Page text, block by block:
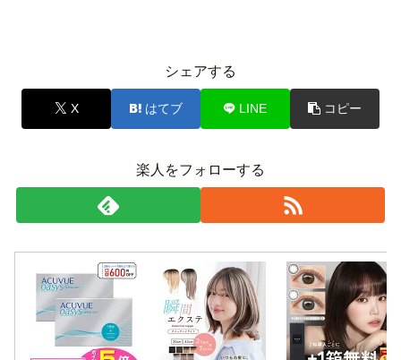
シェアする
X はてブ LINE コピー
楽人をフォローする